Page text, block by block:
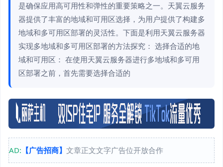
是确保应用高可用性和弹性的重要策略之一。天翼云服务
器提供了丰富的地域和可用区选择，为用户提供了构建多
地域和多可用区部署的灵活性。下面是利用天翼云服务器
实现多地域和多可用区部署的方法探究： 选择合适的地
域和可用区： 在使用天翼云服务器进行多地域和多可用
区部署之前，首先需要选择合适的
AD: 【广告招商】 文章正文文字广告位开放合作